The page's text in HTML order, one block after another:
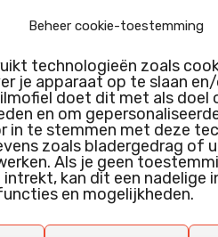
Beheer cookie-toestemming
technologieën zoals
je apparaat op te slaan
doet dit met als doel
en om
in te stemmen met deze
zoals bladergedrag of
Als je geen
kan dit een nadelige
en mogelijkheden.